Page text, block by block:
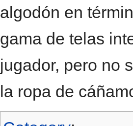
algodón en
gama de telas
jugador, pero no
la ropa de